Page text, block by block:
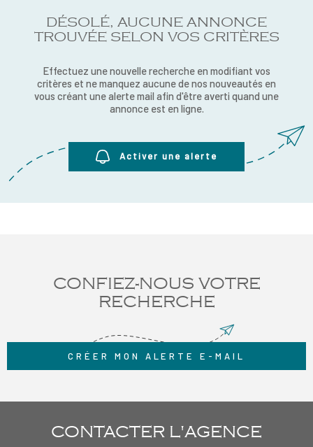
CONTACT
DÉSOLÉ, AUCUNE ANNONCE
TROUVÉE SELON VOS CRITÈRES
Effectuez une nouvelle recherche en modifiant vos
critères et ne manquez aucune de nos nouveautés en
vous créant une alerte mail afin d'être averti quand une
annonce est en ligne.
Activer une alerte
CONFIEZ-NOUS VOTRE
RECHERCHE
CRÉER MON ALERTE E-MAIL
CONTACTER L'AGENCE
CHAMPS
TEXTE
RÉFÉRENCE
RECHERCHER